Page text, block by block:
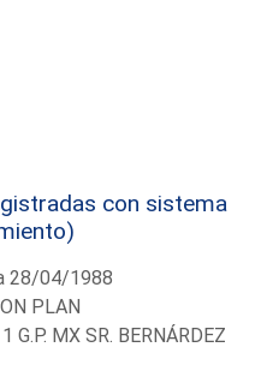
con sistema
28/04/1988
PLAN
G.P. MX SR. BERNÁRDEZ